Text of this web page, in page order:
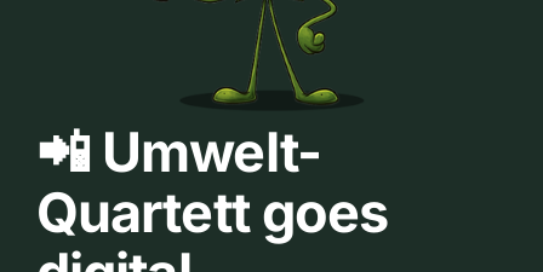
📲 Umwelt-
Quartett goes